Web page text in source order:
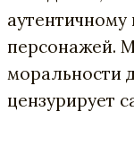
персонажей.
моральности
цензурирует